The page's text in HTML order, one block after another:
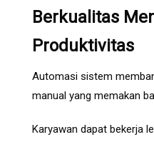
Berkualitas
Produktivitas
Automasi sistem
manual yang memakan
Karyawan dapat bekerja